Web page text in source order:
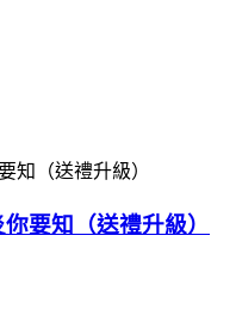
要知（送禮升級）